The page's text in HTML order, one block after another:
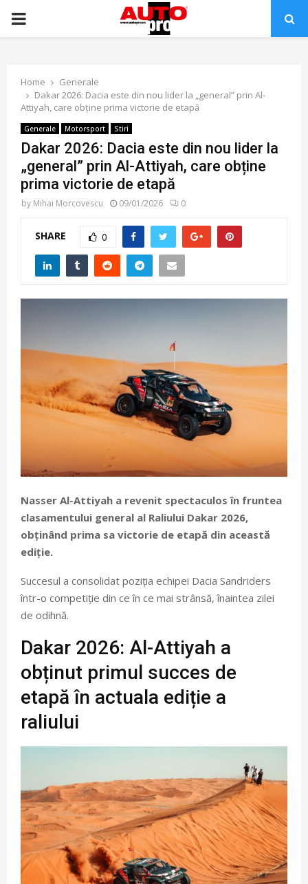
PRIMARY
Home
Generale
Dakar 2026: Dacia este din nou lider la „general” prin Al-
Attiyah, care obține prima victorie de etapă
Generale Motorsport Stiri
Dakar 2026: Dacia este din nou lider la
„general” prin Al-Attiyah, care obține
prima victorie de etapă
by Mihai Morcovescu 09/01/2026 0
SHARE 0
Nasser Al-Attiyah a revenit spectaculos în fruntea
clasamentului general al Raliului Dakar 2026,
obținând prima sa victorie de etapă din această
ediție.
Succesul a consolidat poziția echipei Dacia Sandriders
într-o competiție din ce în ce mai strânsă, înaintea zilei
de odihnă.
Dakar 2026: Al-Attiyah a
obținut primul succes de
etapă în actuala ediție a
raliului